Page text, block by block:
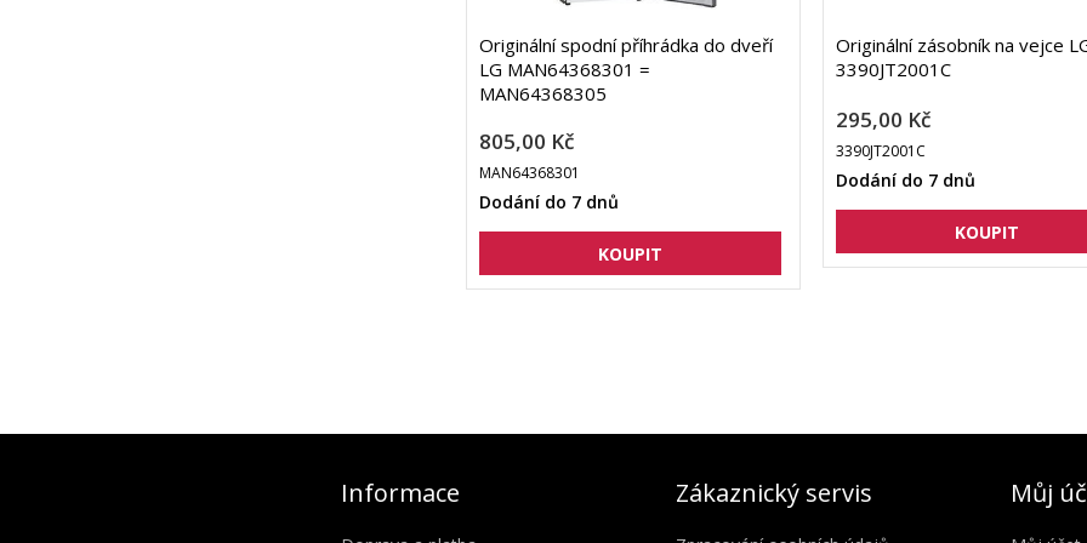
Originální spodní příhrádka do dveří
LG MAN64368301 =
MAN64368305
805,00 Kč
MAN64368301
Dodání do 7 dnů
Originální zásobník na vejce
3390JT2001C
295,00 Kč
3390JT2001C
Dodání do 7 dnů
Informace Zákaznický servis Můj